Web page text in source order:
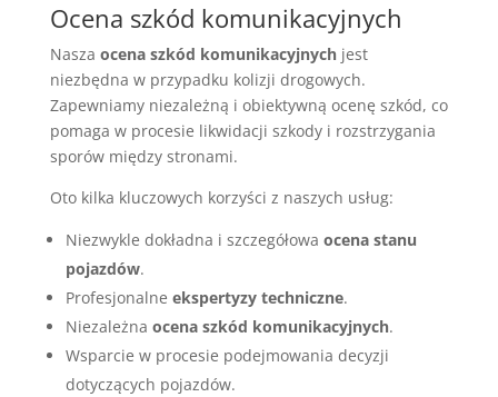
Ocena szkód komunikacyjnych
Nasza ocena szkód komunikacyjnychjest
niezbędna w przypadku kolizji drogowych.
Zapewniamy niezależną i obiektywną ocenę szkód, co
pomaga w procesie likwidacji szkody i rozstrzygania
sporów między stronami.
Oto kilka kluczowych korzyści z naszych usług:
Niezwykle dokładna i szczegółowa ocena stanu
pojazdów.
Profesjonalne ekspertyzy techniczne.
Niezależna ocena szkód komunikacyjnych.
Wsparcie w procesie podejmowania decyzji
dotyczących pojazdów.